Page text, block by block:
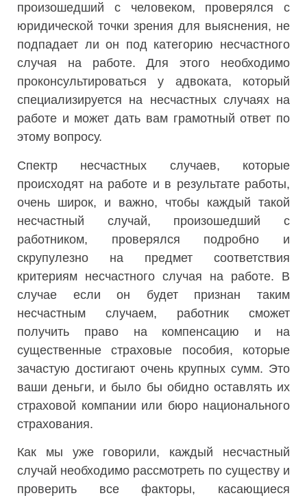
произошедший с человеком, проверялся с
юридической точки зрения для выяснения, не
подпадает ли он под категорию несчастного
случая на работе. Для этого необходимо
проконсультироваться у адвоката, который
специализируется на несчастных случаях на
работе и может дать вам грамотный ответ по
этому вопросу.
Спектр несчастных случаев, которые
происходят на работе и в результате работы,
очень широк, и важно, чтобы каждый такой
несчастный случай, произошедший с
работником, проверялся подробно и
скрупулезно на предмет соответствия
критериям несчастного случая на работе. В
случае если он будет признан таким
несчастным случаем, работник сможет
получить право на компенсацию и на
существенные страховые пособия, которые
зачастую достигают очень крупных сумм. Это
ваши деньги, и было бы обидно оставлять их
страховой компании или бюро национального
страхования.
Как мы уже говорили, каждый несчастный
случай необходимо рассмотреть по существу и
проверить все факторы, касающиеся